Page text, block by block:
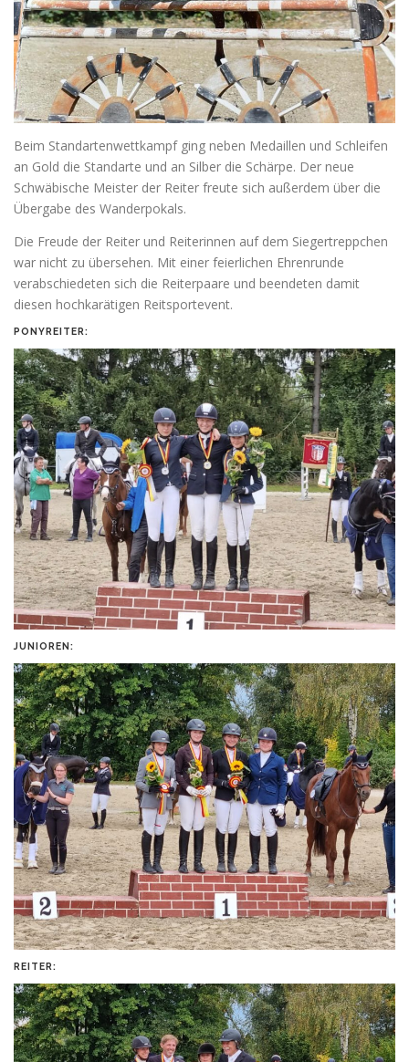
Beim Standartenwettkampf ging neben Medaillen und Schleifen
an Gold die Standarte und an Silber die Schärpe. Der neue
Schwäbische Meister der Reiter freute sich außerdem über die
Übergabe des Wanderpokals.
Die Freude der Reiter und Reiterinnen auf dem Siegertreppchen
war nicht zu übersehen. Mit einer feierlichen Ehrenrunde
verabschiedeten sich die Reiterpaare und beendeten damit
diesen hochkarätigen Reitsportevent.
PONYREITER:
JUNIOREN:
REITER: